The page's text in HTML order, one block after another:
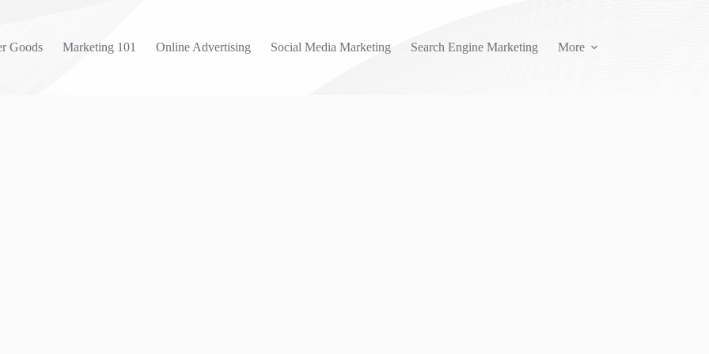
Goods Marketing 101 Online Advertising Social Media Marketing Search Engine Marketing More